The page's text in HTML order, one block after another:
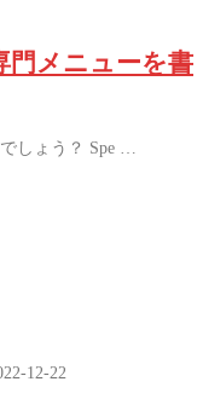
門メニューを書
しょう？ Spe …
12-22